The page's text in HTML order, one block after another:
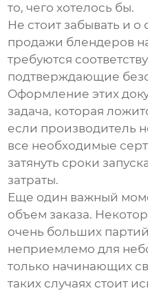
то, чего хотелось бы.
Не стоит забывать и
продажи блендеров
требуются
подтверждающие
Оформление этих
задача, которая
если производитель
все необходимые
затянуть сроки
затраты.
Еще один важный
объем заказа.
очень больших
неприемлемо для
только начинающих
таких случаях стоит